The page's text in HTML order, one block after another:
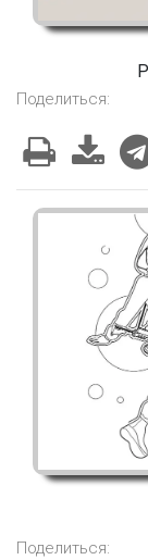
Поделиться:
Поделиться: